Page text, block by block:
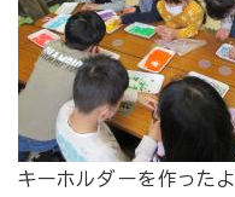
キーホルダーを作ったよ